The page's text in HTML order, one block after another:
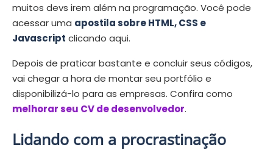
muitos devs irem além na programação. Você pode
acessar uma apostila sobre HTML, CSS e
Javascript clicando aqui.
Depois de praticar bastante e concluir seus códigos,
vai chegar a hora de montar seu portfólio e
disponibilizá-lo para as empresas. Confira como
melhorar seu CV de desenvolvedor.
Lidando com a procrastinação